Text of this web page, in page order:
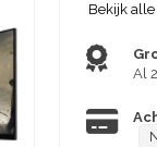
Bekijk
Al